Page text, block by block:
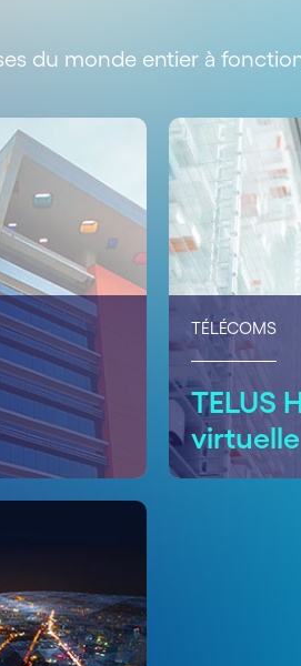
du monde entier à
TÉLÉCOMS
TELUS
virtuelle